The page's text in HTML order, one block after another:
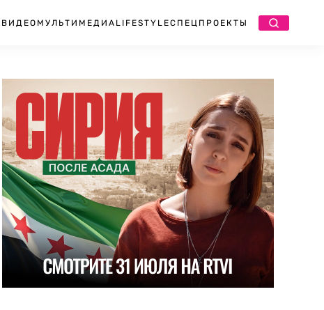
ВИДЕО МУЛЬТИМЕДИА LIFESTYLEСПЕЦПРОЕКТЫ